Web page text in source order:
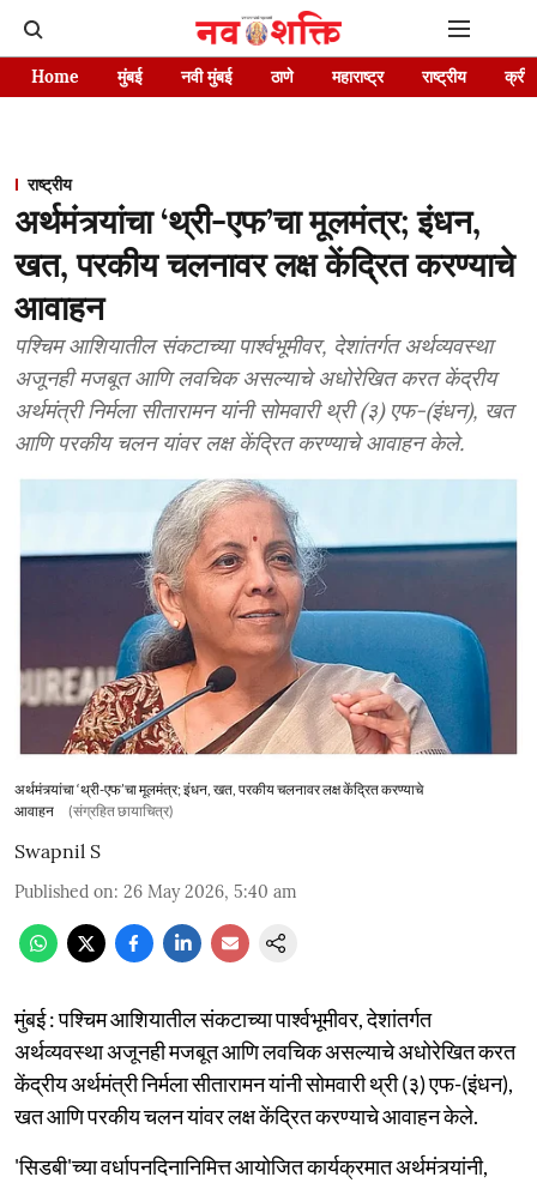
Home मुंबई नवी मुंबई ठाणे महाराष्ट्र राष्ट्रीय
राष्ट्रीय
अर्थमंत्र्यांचा ‘थ्री-एफ’चा मूलमंत्र; इंधन,
खत, परकीय चलनावर लक्ष केंद्रित करण्याचे
आवाहन
पश्चिम आशियातील संकटाच्या पार्श्वभूमीवर, देशांतर्गत अर्थव्यवस्था
अजूनही मजबूत आणि लवचिक असल्याचे अधोरेखित करत केंद्रीय
अर्थमंत्री निर्मला सीतारामन यांनी सोमवारी थ्री (३) एफ-(इंधन), खत
आणि परकीय चलन यांवर लक्ष केंद्रित करण्याचे आवाहन केले.
अर्थमंत्र्यांचा ‘थ्री-एफ’चा मूलमंत्र; इंधन, खत, परकीय चलनावर लक्ष केंद्रित करण्याचे
आवाहन
(संग्रहित छायाचित्र)
Swapnil S
Published on: 26 May 2026, 5:40 am
मुंबई : पश्चिम आशियातील संकटाच्या पार्श्वभूमीवर, देशांतर्गत
अर्थव्यवस्था अजूनही मजबूत आणि लवचिक असल्याचे अधोरेखित करत
केंद्रीय अर्थमंत्री निर्मला सीतारामन यांनी सोमवारी थ्री (३) एफ-(इंधन),
खत आणि परकीय चलन यांवर लक्ष केंद्रित करण्याचे आवाहन केले.
'सिडबी'च्या वर्धापनदिनानिमित्त आयोजित कार्यक्रमात अर्थमंत्र्यांनी,